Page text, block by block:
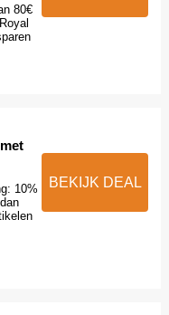
80€
10%
BEKIJK DEAL